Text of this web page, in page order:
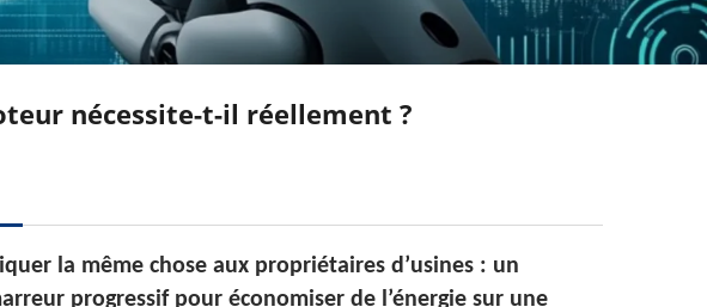
nécessite-t-il réellement ?
la même chose aux propriétaires d’usines : un
progressif pour économiser de l’énergie sur une